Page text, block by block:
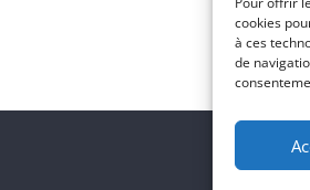
cookies
à ces
de